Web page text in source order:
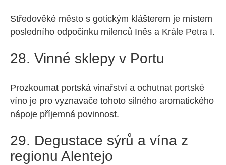
Středověké město s gotickým klášterem je místem
posledního odpočinku milenců Inês a Krále Petra I.
28. Vinné sklepy v Portu
Prozkoumat portská vinařství a ochutnat portské
víno je pro vyznavače tohoto silného aromatického
nápoje příjemná povinnost.
29. Degustace sýrů a vína z
regionu Alentejo